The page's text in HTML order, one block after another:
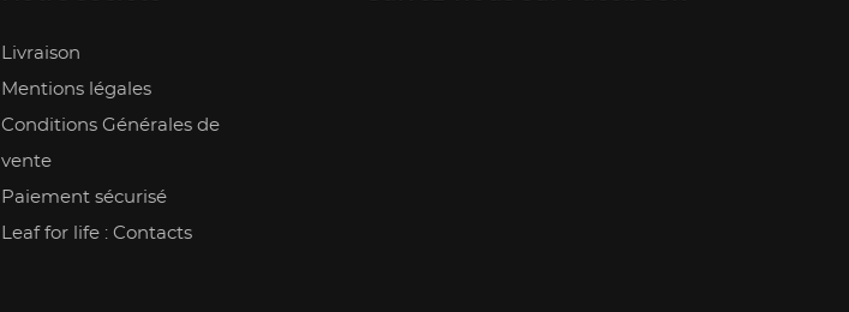
Livraison
Mentions légales
Conditions Générales de
vente
Paiement sécurisé
Leaf for life : Contacts